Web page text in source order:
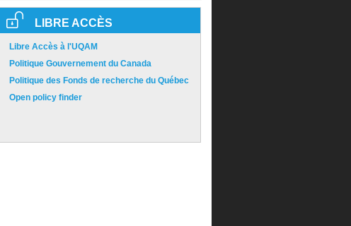
LIBRE ACCÈS
Libre Accès à l'UQAM
Politique Gouvernement du Canada
Politique des Fonds de recherche du Québec
Open policy finder